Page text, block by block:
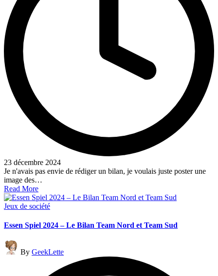
23 décembre 2024
Je n'avais pas envie de rédiger un bilan, je voulais juste poster une
image des…
Read More
Posted
Jeux de société
Essen Spiel 2024 – Le Bilan Team Nord et Team Sud
Posted
by
By GeekLette